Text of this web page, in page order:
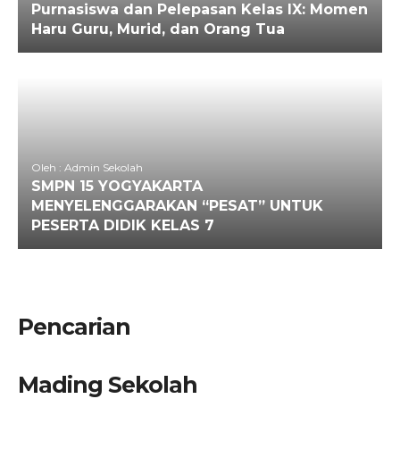
Purnasiswa dan Pelepasan Kelas IX: Momen
Haru Guru, Murid, dan Orang Tua
Oleh : Admin Sekolah
SMPN 15 YOGYAKARTA
MENYELENGGARAKAN “PESAT” UNTUK
PESERTA DIDIK KELAS 7
Pencarian
Mading Sekolah